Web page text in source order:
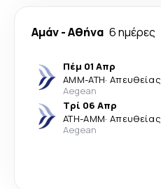
Αμάν-Αθήνα 6 ημέρες
Πέμ 01 Απρ
AMM-ATH· Απευθείας
Aegean
Τρί 06 Απρ
ATH-AMM· Απευθείας
Aegean